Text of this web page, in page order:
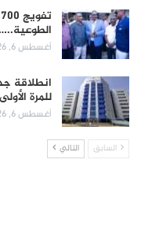
أغسطس 6, 2026
انطلاقة
للمرة الأولى
أغسطس 6, 2026
السابق التالي